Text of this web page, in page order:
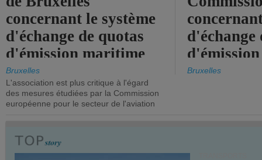
concernant le système
d'échange de quotas
d'émission maritime
de l'UE.
Bruxelles
L'association est plus critique à l'égard
des mesures étudiées par la Commission
européenne pour le secteur de l'aviation
d'échange
timide,
Bruxelles